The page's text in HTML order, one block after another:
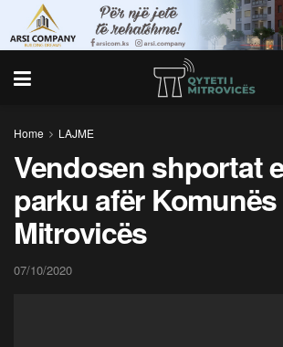
Home LAJME
Vendosen shportat
parku afër
Mitrovicës
07/10/2020